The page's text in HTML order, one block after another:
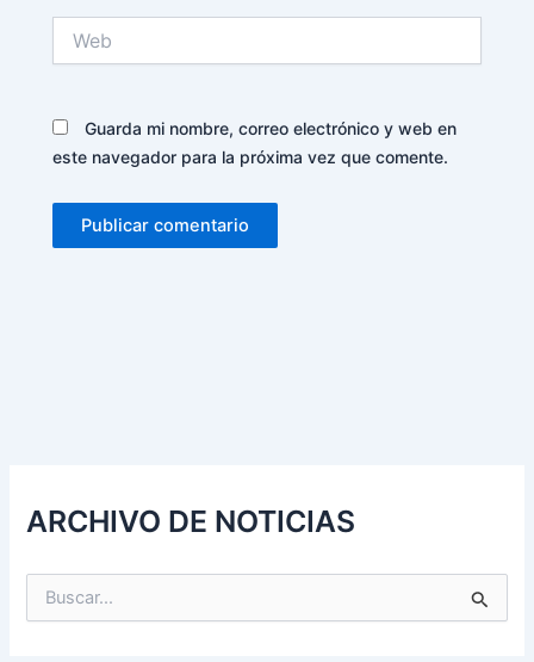
Guarda mi nombre, correo electrónico y web en
este navegador para la próxima vez que comente.
ARCHIVO DE NOTICIAS